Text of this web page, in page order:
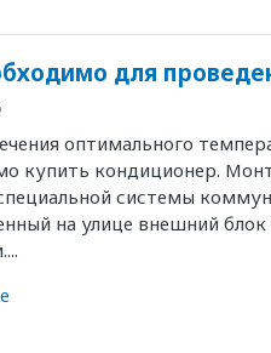
для
оптимального
купить кондиционер.
системы
на улице внешний